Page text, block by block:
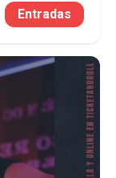
Entradas